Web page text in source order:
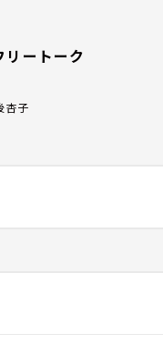
リートーク
杏子